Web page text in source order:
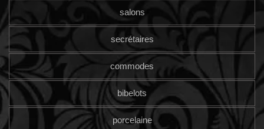
salons
secrétaires
commodes
bibelots
porcelaine